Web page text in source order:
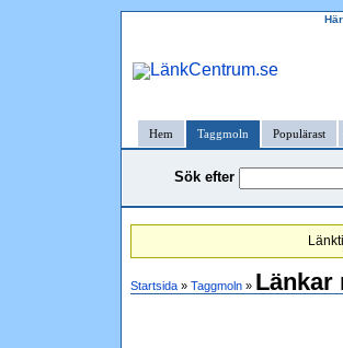
Hem Taggmoln Populärast
Sök efter
Startsida » Taggmoln » Länkar